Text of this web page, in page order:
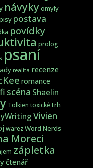
návyky omyly
postava
povídky
prolog
psaní
realita recenze
romance
scéna Shaelin
Tolkien toxické trh
Vivien
warezWord Nerds
Moreci
zápletka
čtenář